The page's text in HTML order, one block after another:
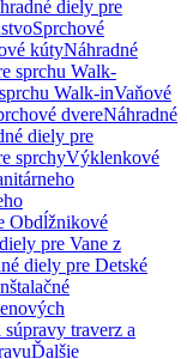
diely pre
Sprchové
kútyNáhradné
sprchu Walk-
Walk-inVaňové
dvereNáhradné
diely pre
sprchyVýklenkové
Obdĺžnikové
pre Vane z
diely pre Detské
traverz a
Ďalšie